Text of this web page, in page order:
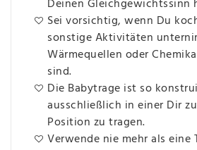
Deinen Gleichgewichtssinn
Sei vorsichtig, wenn Du
sonstige Aktivitäten
Wärmequellen oder
sind.
Die Babytrage ist so
ausschließlich in einer Dir
Position zu tragen.
Verwende nie mehr als eine